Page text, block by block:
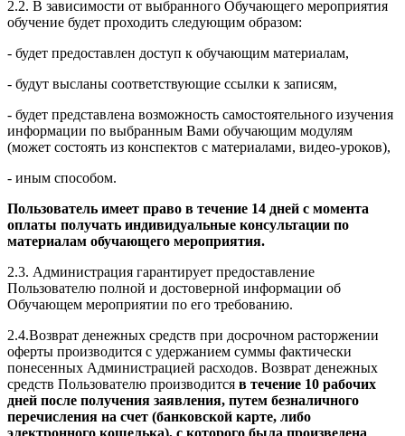
2.2. В зависимости от выбранного Обучающего мероприятия
обучение будет проходить следующим образом:
- будет предоставлен доступ к обучающим материалам,
- будут высланы соответствующие ссылки к записям,
- будет представлена возможность самостоятельного изучения
информации по выбранным Вами обучающим модулям
(может состоять из конспектов с материалами, видео-уроков),
- иным способом.
Пользователь имеет право в течение 14 дней с момента
оплаты получать индивидуальные консультации по
материалам обучающего мероприятия.
2.3. Администрация гарантирует предоставление
Пользователю полной и достоверной информации об
Обучающем мероприятии по его требованию.
2.4.Возврат денежных средств при досрочном расторжении
оферты производится с удержанием суммы фактически
понесенных Администрацией расходов. Возврат денежных
средств Пользователю производится в течение 10 рабочих
дней после получения заявления, путем безналичного
перечисления на счет (банковской карте, либо
электронного кошелька), с которого была произведена